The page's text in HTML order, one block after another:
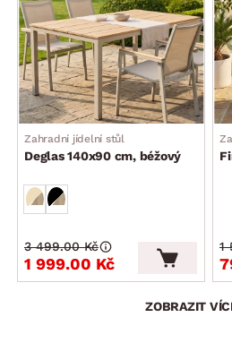
Zahradní jídelní stůl
Deglas 140x90 cm, béžový
1 999.00 Kč
3 499.00 Kč 1
ZOBRAZIT